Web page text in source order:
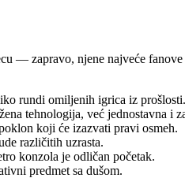
— zapravo, njene najveće
rundi omiljenih igrica iz prošlosti.
tehnologija, već jednostavna i
koji će izazvati pravi osmeh.
različitih uzrasta.
konzola je odličan početak.
predmet sa dušom.